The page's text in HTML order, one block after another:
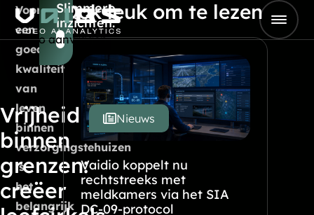
Skip to content
Go to Home
Vrijheid
binnen
grenzen:
creëer
Voor
een
goede
kwaliteit
van
leven
binnen
verzorgingstehuizen
is
het
belangrijk
Slimmere
inzichten.
Demo aanvragen
Ook leuk om te lezen
Vaidio koppelt nu
rechtstreeks met
meldkamers via het SIA
DC-09-protocol
Nieuws